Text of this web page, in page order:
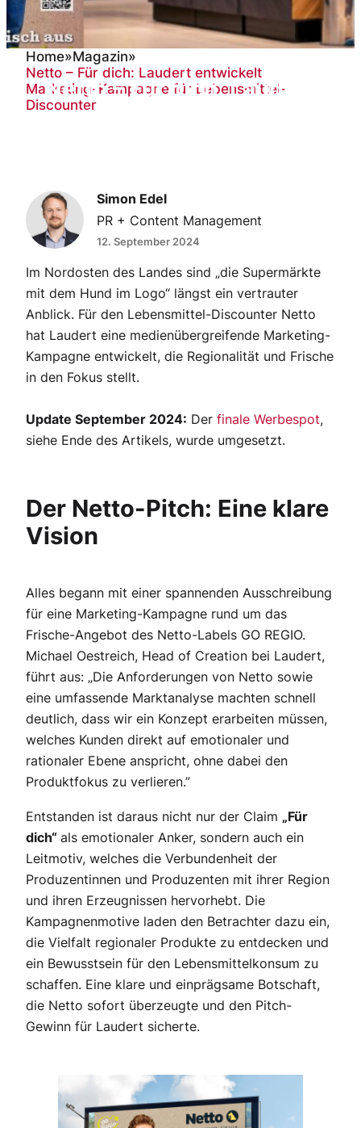
Netto – Für dich: Laudert
entwickelt Marketing-
Home»Magazin»
Netto – Für dich: Laudert entwickelt
Marketing-Kampagne für Lebensmittel-
Discounter
Simon Edel
PR + Content Management
12. September 2024
Im Nordosten des Landes sind „die Supermärkte
mit dem Hund im Logo“ längst ein vertrauter
Anblick. Für den Lebensmittel-Discounter Netto
hat Laudert eine medienübergreifende Marketing-
Kampagne entwickelt, die Regionalität und Frische
in den Fokus stellt.
Update September 2024: Der finale Werbespot,
siehe Ende des Artikels, wurde umgesetzt.
Der Netto-Pitch: Eine klare
Vision
Alles begann mit einer spannenden Ausschreibung
für eine Marketing-Kampagne rund um das
Frische-Angebot des Netto-Labels GO REGIO.
Michael Oestreich, Head of Creation bei Laudert,
führt aus: „Die Anforderungen von Netto sowie
eine umfassende Marktanalyse machten schnell
deutlich, dass wir ein Konzept erarbeiten müssen,
welches Kunden direkt auf emotionaler und
rationaler Ebene anspricht, ohne dabei den
Produktfokus zu verlieren.”
Entstanden ist daraus nicht nur der Claim „Für
dich“ als emotionaler Anker, sondern auch ein
Leitmotiv, welches die Verbundenheit der
Produzentinnen und Produzenten mit ihrer Region
und ihren Erzeugnissen hervorhebt. Die
Kampagnenmotive laden den Betrachter dazu ein,
die Vielfalt regionaler Produkte zu entdecken und
ein Bewusstsein für den Lebensmittelkonsum zu
schaffen. Eine klare und einprägsame Botschaft,
die Netto sofort überzeugte und den Pitch-
Gewinn für Laudert sicherte.